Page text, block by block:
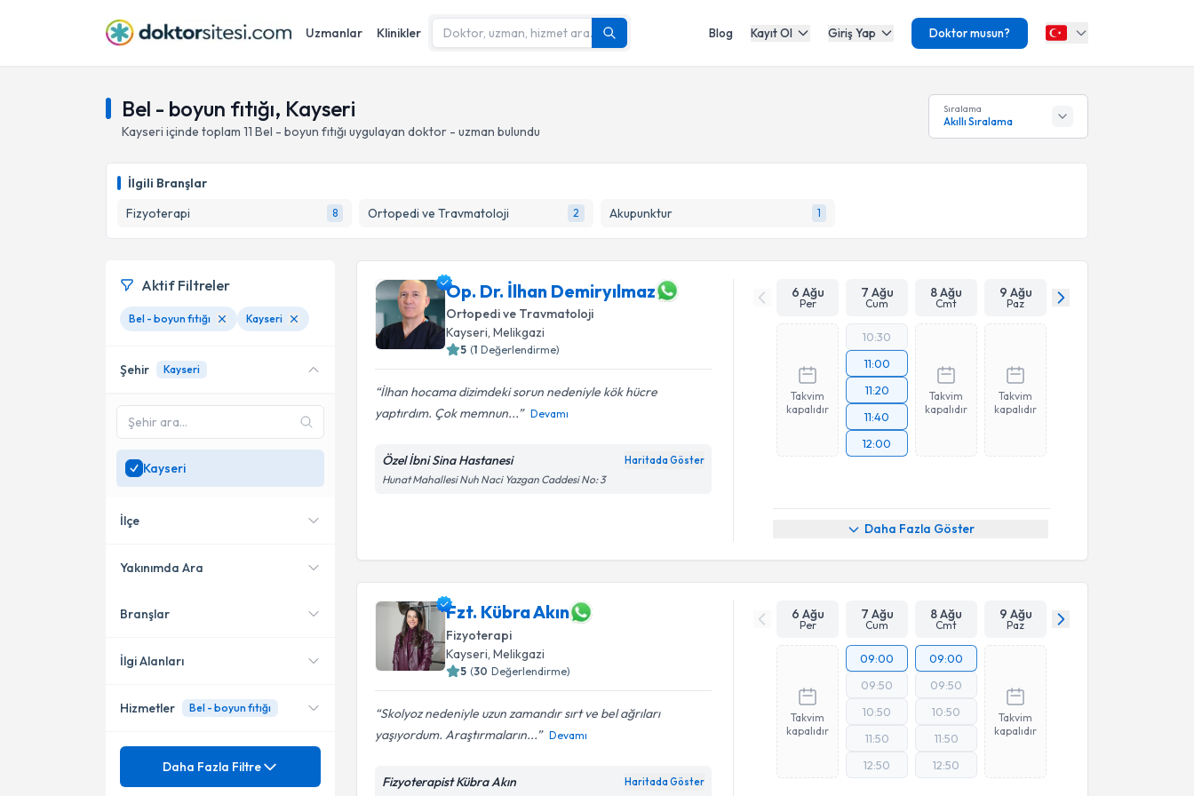
Uzmanlar Klinikler Blog Kayıt Ol Giriş Yap Doktor musun?
Bel - boyun fıtığı, Kayseri
Kayseri içinde toplam 11 Bel - boyun fıtığı uygulayan doktor - uzman bulundu
Sıralama
Akıllı Sıralama
İlgili Branşlar
Fizyoterapi
8 Ortopedi ve Travmatoloji 2 Akupunktur 1
Op. Dr. İlhan Demiryılmaz
Ortopedi ve Travmatoloji
Kayseri, Melikgazi
5 (1 Değerlendirme)
İlhan hocama dizimdeki sorun nedeniyle kök hücre
yaptırdım. Çok memnun...
Devamı
Özel İbni Sina Hastanesi Haritada Göster
Hunat Mahallesi Nuh Naci Yazgan Caddesi No: 3
6 Ağu
Per
7 Ağu
Cum
8 Ağu
Cmt
9 Ağu
Paz
Takvim
kapalıdır
10:30
11:00
11:20
11:40
12:00
Takvim
kapalıdır
Takvim
kapalıdır
Daha Fazla Göster
Fzt. Kübra Akın
Fizyoterapi
Kayseri , Melikgazi
5 (30 Değerlendirme)
Skolyoz nedeniyle uzun zamandır sırt ve bel ağrıları
yaşıyordum. Araştırmaların...
Devamı
Fizyoterapist Kübra Akın Haritada Göster
6 Ağu
Per
7 Ağu
Cum
8 Ağu
Cmt
9 Ağu
Paz
Takvim
kapalıdır
09:00
09:50
10:50
11:50
12:50
09:00
09:50
10:50
11:50
12:50
Takvim
kapalıdır
Aktif Filtreler
Bel - boyun fıtığı Kayseri
Şehir Kayseri
Kayseri
İlçe
Melikgazi
Kocasinan
Yakınımda Ara
Konumuma yakın uzmanları
Branşlar
Fizyoterapi
Ortopedi ve Travmatoloji
Akupunktur
İlgi Alanları
Bel Fıtığı
Hizmetler Bel - boyun fıtığı
Mezuniyet
Daha Fazla Filtre